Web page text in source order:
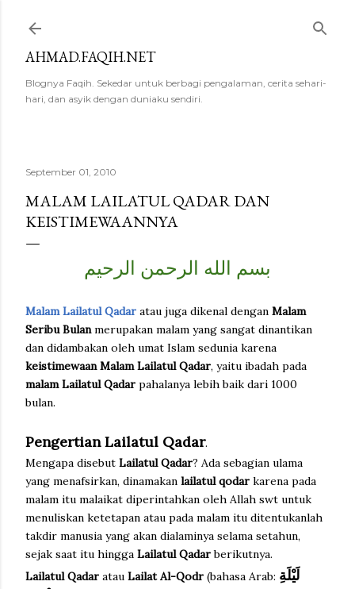
AHMAD.FAQIH.NET
Blognya Faqih. Sekedar untuk berbagi pengalaman, cerita sehari-
hari, dan asyik dengan duniaku sendiri.
September 01, 2010
MALAM LAILATUL QADAR DAN
KEISTIMEWAANNYA
بسم الله الرحمن الرحيم
Malam Lailatul Qadar atau juga dikenal dengan Malam
Seribu Bulanmerupakan malam yang sangat dinantikan
dan didambakan oleh umat Islam sedunia karena
keistimewaan Malam Lailatul Qadar, yaitu ibadah pada
malam Lailatul Qadar pahalanya lebih baik dari 1000
bulan.
Pengertian Lailatul Qadar.
Mengapa disebut Lailatul Qadar? Ada sebagian ulama
yang menafsirkan, dinamakan lailatul qodar karena pada
malam itu malaikat diperintahkan oleh Allah swt untuk
menuliskan ketetapan atau pada malam itu ditentukanlah
takdir manusia yang akan dialaminya selama setahun,
sejak saat itu hingga Lailatul Qadarberikutnya.
Lailatul Qadar atau Lailat Al-Qodr (bahasa Arab: لَيْلَةِ